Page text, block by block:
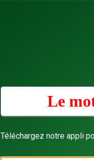
Le
Téléchargez notre appli